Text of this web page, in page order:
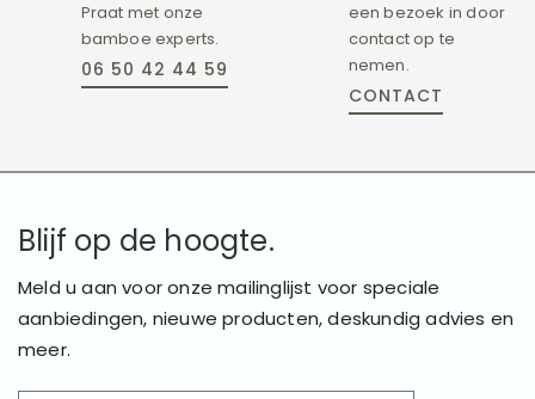
Praat met onze
bamboe experts.
06 50 42 44 59
een bezoek in door
contact op te
nemen.
CONTACT
Blijf op de hoogte.
Meld u aan voor onze mailinglijst voor speciale
aanbiedingen, nieuwe producten, deskundig advies en
meer.